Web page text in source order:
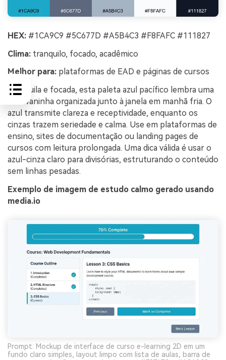
HEX: #1CA9C9 #5C677D #A5B4C3 #F8FAFC #111827
Clima: tranquilo, focado, acadêmico
Melhor para: plataformas de EAD e páginas de cursos
Tranquila e focada, esta paleta azul pacífico lembra uma
escrivaninha organizada junto à janela em manhã fria. O
azul transmite clareza e receptividade, enquanto os
cinzas trazem seriedade e calma. Use em plataformas de
ensino, sites de documentação ou landing pages de
cursos com leitura prolongada. Uma dica válida é usar o
azul-cinza claro para divisórias, estruturando o conteúdo
sem linhas pesadas.
Exemplo de imagem de estudo calmo gerado usando
media.io
Prompt: Mockup de interface de curso e-learning 2D em um
fundo claro simples, layout limpo com lista de aulas, barra de